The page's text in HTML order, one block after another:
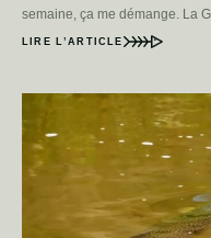
semaine, ça me démange. La
LIRE L’ARTICLE